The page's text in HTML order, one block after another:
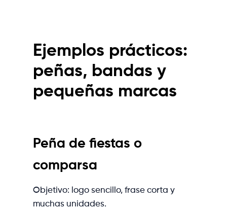
Ejemplos prácticos:
peñas, bandas y
pequeñas marcas
Peña de fiestas o
comparsa
Objetivo: logo sencillo, frase corta y
muchas unidades.